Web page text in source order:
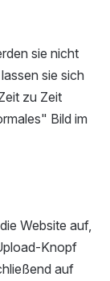
sie nicht
sie sich
zu Zeit
Bild im
Website auf,
Knopf
auf